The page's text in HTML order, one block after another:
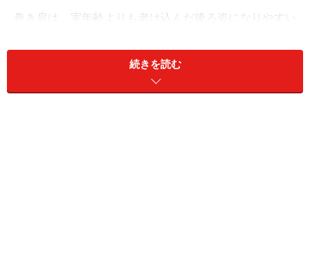
巻き肩は、実年齢よりも老け込んだ後ろ姿になりやすい
あります。見た目だけはなく、身体機能の後退を防ぐた
めにも、まずは自分が巻き肩予備軍ではないかチェック
してみましょう。巻き肩に伴う症状や簡単にできる巻き
続きを読む